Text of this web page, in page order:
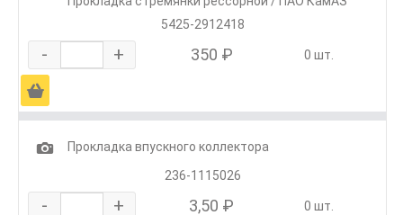
5425-2912418
- + 350 ₽ 0 шт.
Ä
1
Прокладка впускного коллектора
236-1115026
- + 3,50 ₽ 0 шт.